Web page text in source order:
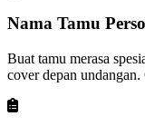
Nama Tamu
Buat tamu merasa
cover depan